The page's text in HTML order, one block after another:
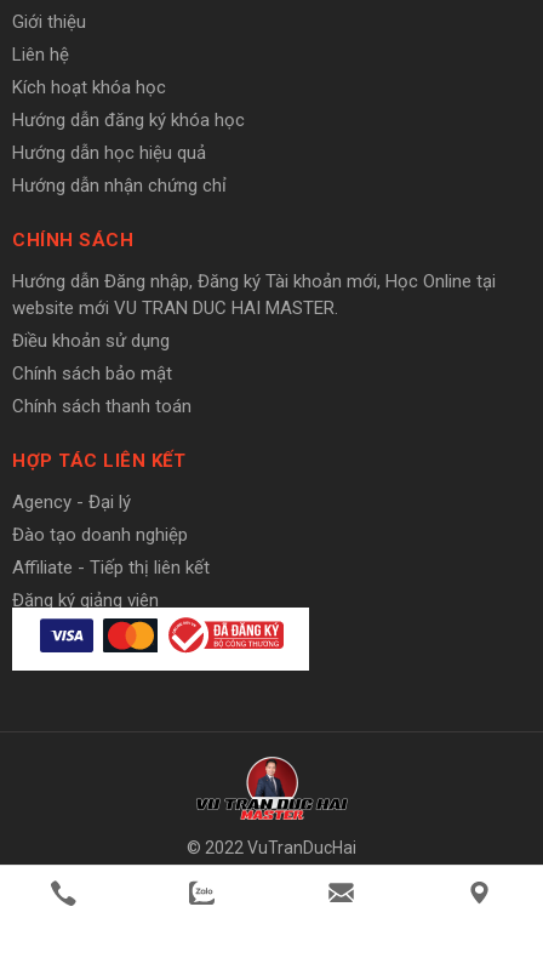
Giới thiệu
Liên hệ
Kích hoạt khóa học
Hướng dẫn đăng ký khóa học
Hướng dẫn học hiệu quả
Hướng dẫn nhận chứng chỉ
CHÍNH SÁCH
Hướng dẫn Đăng nhập, Đăng ký Tài khoản mới, Học Online tại
website mới VU TRAN DUC HAI MASTER.
Điều khoản sử dụng
Chính sách bảo mật
Chính sách thanh toán
HỢP TÁC LIÊN KẾT
Agency - Đại lý
Đào tạo doanh nghiệp
Affiliate - Tiếp thị liên kết
Đăng ký giảng viên
© 2022 VuTranDucHai